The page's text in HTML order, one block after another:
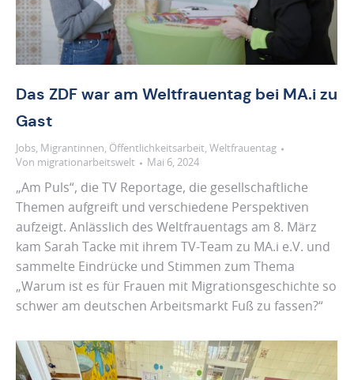
Das ZDF war am Weltfrauentag bei MA.i zu
Gast
Jobs Migrantinnen Öffentlichkeitsarbeit Weltfrauentag
Von migrationarbeitswelt Mai 6, 2024
„Am Puls“, die TV Reportage, die gesellschaftliche
Themen aufgreift und verschiedene Perspektiven
aufzeigt. Anlässlich des Weltfrauentags am 8. März
kam Sarah Tacke mit ihrem TV-Team zu MA.i e.V. und
sammelte Eindrücke und Stimmen zum Thema
„Warum ist es für Frauen mit Migrationsgeschichte so
schwer am deutschen Arbeitsmarkt Fuß zu fassen?“